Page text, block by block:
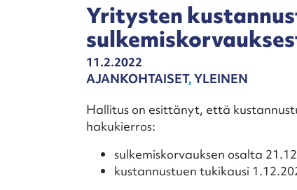
Yritysten
11.2.2022
AJANKOHTAISET,YLEINEN
Hallitus on esittänyt, että
hakukierros:
sulkemiskorvauksen osalta
kustannustuen tukikausi